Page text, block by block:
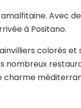
Avec
à Positano.
colorés et
nombreux
charme